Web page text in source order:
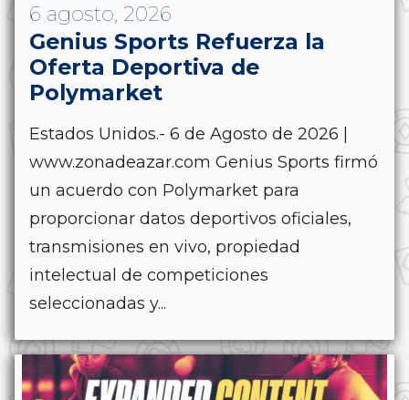
6 agosto, 2026
Genius Sports Refuerza la
Oferta Deportiva de
Polymarket
Estados Unidos.- 6 de Agosto de 2026 |
www.zonadeazar.com Genius Sports firmó
un acuerdo con Polymarket para
proporcionar datos deportivos oficiales,
transmisiones en vivo, propiedad
intelectual de competiciones
seleccionadas y...